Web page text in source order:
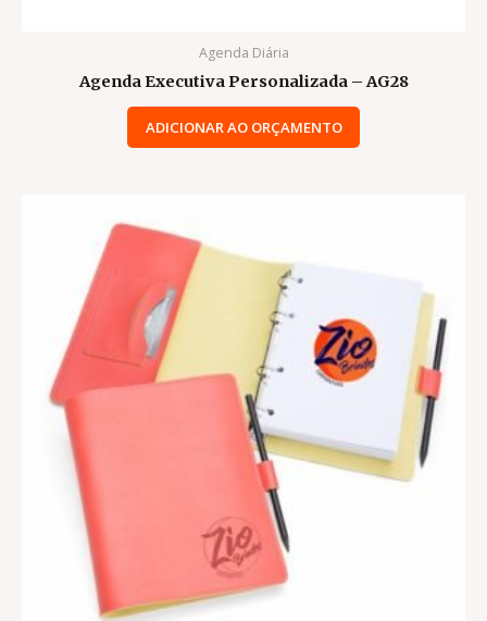
Agenda Diária
Agenda Executiva Personalizada – AG28
ADICIONAR AO ORÇAMENTO